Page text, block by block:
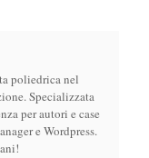
poliedrica nel
Specializzata
per autori e case
e Wordpress.